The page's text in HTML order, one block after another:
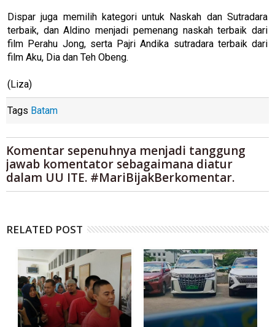
Dispar juga memilih kategori untuk Naskah dan Sutradara
terbaik, dan Aldino menjadi pemenang naskah terbaik dari
film Perahu Jong, serta Pajri Andika sutradara terbaik dari
film Aku, Dia dan Teh Obeng.
(Liza)
Tags Batam
Komentar sepenuhnya menjadi tanggung
jawab komentator sebagaimana diatur
dalam UU ITE. #MariBijakBerkomentar.
RELATED POST